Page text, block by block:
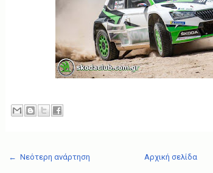
← Νεότερη ανάρτηση Αρχική σελίδα